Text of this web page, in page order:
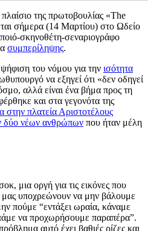
της πρωτοβουλίας «The
σήμερα (14 Μαρτίου) στο Ωδείο
σκηνοθέτη-σεναριογράφο
συμπερίληψης.
του νόμου για την ισότητα
να εξηγεί ότι «δεν οδηγεί
αλλά είναι ένα βήμα προς τη
και στα γεγονότα της
στην πλατεία Αριστοτέλους
δύο νέων ανθρώπων που ήταν μέλη
μια οργή για τις εικόνες που
υποχρεώνουν να μην βάλουμε
πούμε “εντάξει ωραία, κάναμε
να προχωρήσουμε παραπέρα”.
αυτό έχει βαθιές ρίζες και